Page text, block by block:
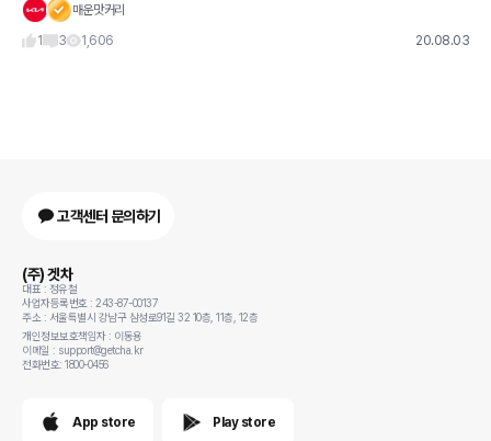
매운맛커리
1
3 1,606 20.08.03
고객센터 문의하기
(주) 겟차
대표 : 정유철
사업자등록번호 : 243-87-00137
주소 : 서울특별시 강남구 삼성로91길 32 10층, 11층, 12층
개인정보보호책임자 : 이동용
이메일 : support@getcha.kr
전화번호: 1800-0456
App store Play store